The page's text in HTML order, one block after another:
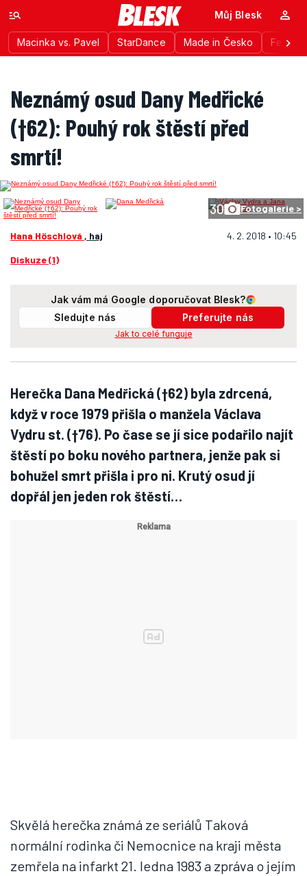
Macinka vs. Pavel StarDance Made in Česko
Můj Blesk
Neznámý osud Dany Medřické
(†62): Pouhý rok štěstí před
smrtí!
30 Fotogalerie >
Hana Höschlová , haj 4. 2. 2018 • 10:45
Diskuze (1)
Jak vám má Google doporučovat Blesk?
Sledujte nás
Preferujte nás
Jak to celé funguje
Herečka Dana Medřická (†62) byla zdrcená,
když v roce 1979 přišla o manžela Václava
Vydru st. (†76). Po čase se jí sice podařilo najít
štěstí po boku nového partnera, jenže pak si
bohužel smrt přišla i pro ni. Krutý osud jí
dopřál jen jeden rok štěstí…
Skvělá herečka známá ze seriálů Taková
normální rodinka či Nemocnice na kraji města
zemřela na infarkt 21. ledna 1983 a zpráva o jejím